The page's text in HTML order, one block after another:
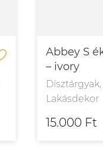
Abbey S
– ivory
Lakásdekor
15.000 Ft